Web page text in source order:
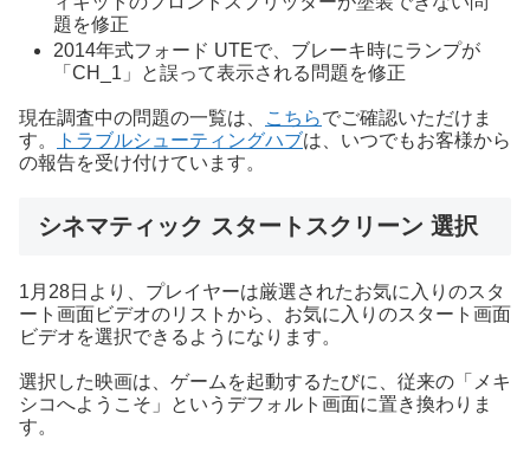
題を修正
2014年式フォード UTEで、ブレーキ時にランプが
「CH_1」と誤って表示される問題を修正
現在調査中の問題の一覧は、 こちらでご確認いただけま
す。
トラブルシューティングハブは、いつでもお客様から
の報告を受け付けています。
シネマティック スタートスクリーン 選択
1月28日より、プレイヤーは厳選されたお気に入りのスタ
ート画面ビデオのリストから、お気に入りのスタート画面
ビデオを選択できるようになります。
選択した映画は、ゲームを起動するたびに、従来の「メキ
シコへようこそ」というデフォルト画面に置き換わりま
す。